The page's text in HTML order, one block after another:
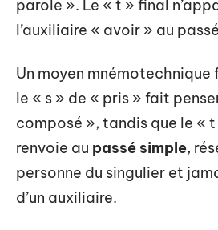
parole ». Le « t » final
l’auxiliaire « avoir » au
Un moyen mnémotechnique
le « s » de « pris » fait
composé », tandis que le «
renvoie au passé simple,
personne du singulier et
d’un auxiliaire.